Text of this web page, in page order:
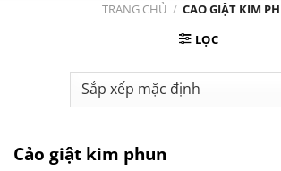
TRANG CHỦ / CAO GIẬT KIM
LỌC
Cảo giật kim phun